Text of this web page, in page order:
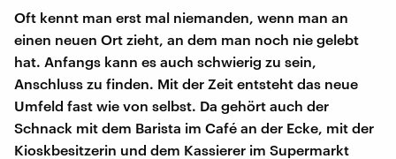
Oft kennt man erst mal niemanden, wenn man an
einen neuen Ort zieht, an dem man noch nie gelebt
hat. Anfangs kann es auch schwierig zu sein,
Anschluss zu finden. Mit der Zeit entsteht das neue
Umfeld fast wie von selbst. Da gehört auch der
Schnack mit dem Barista im Café an der Ecke, mit der
Kioskbesitzerin und dem Kassierer im Supermarkt